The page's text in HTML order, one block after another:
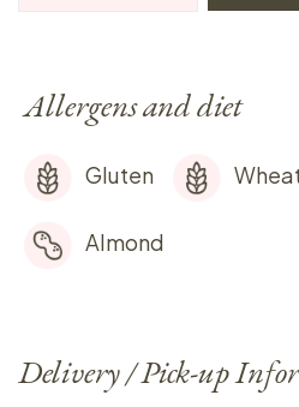
Allergens and diet
Gluten
Almond
Delivery / Pick-up